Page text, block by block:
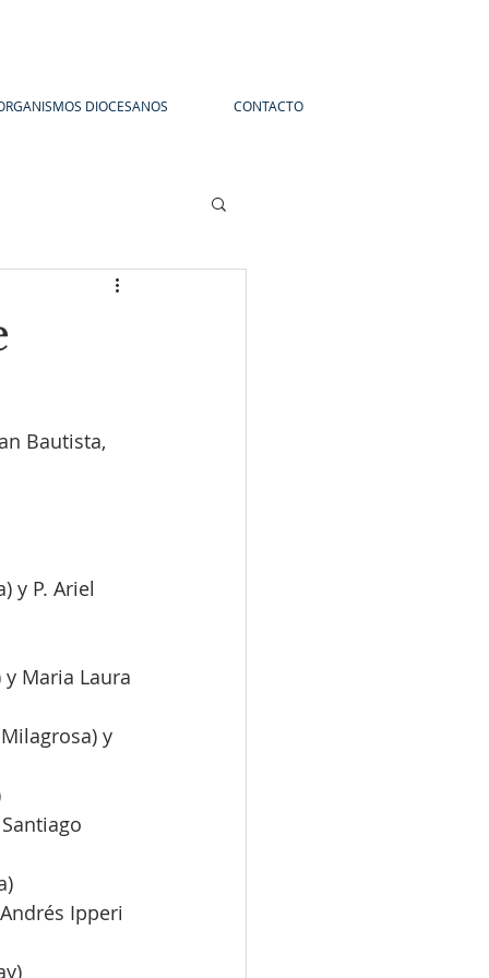
DIOCESANOS CONTACTO
Bautista,
y P. Ariel
Maria Laura
y
Ipperi